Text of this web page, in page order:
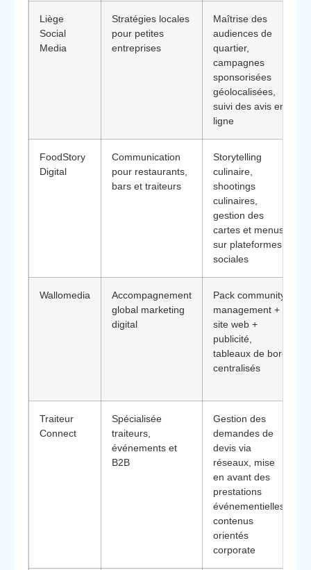
Liège
Social
Media
Stratégies locales
pour petites
entreprises
Maîtrise des
audiences de
quartier,
campagnes
sponsorisées
géolocalisées,
suivi des avis en
ligne
FoodStory
Digital
Communication
pour restaurants,
bars et traiteurs
Storytelling
culinaire,
shootings
culinaires,
gestion des
cartes et menus
sur plateformes
sociales
Wallomedia
Accompagnement
global marketing
digital
Pack community
management +
site web +
publicité,
tableaux de bord
centralisés
Traiteur
Connect
Spécialisée
traiteurs,
événements et
B2B
Gestion des
demandes de
devis via
réseaux, mise
en avant des
prestations
événementielles,
contenus
orientés
corporate